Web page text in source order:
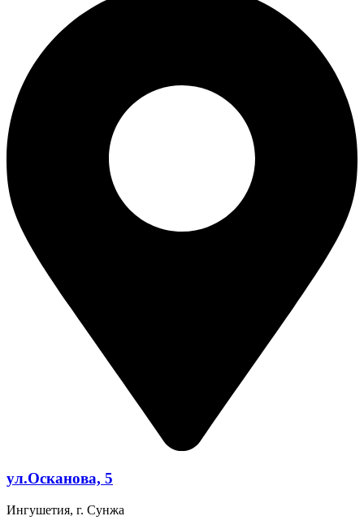
ул.Осканова, 5
Ингушетия, г. Сунжа